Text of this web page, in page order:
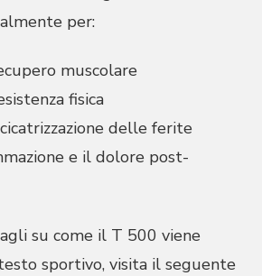
per:
muscolare
fisica
delle ferite
e il dolore post-
su come il T 500 viene
sportivo, visita il seguente